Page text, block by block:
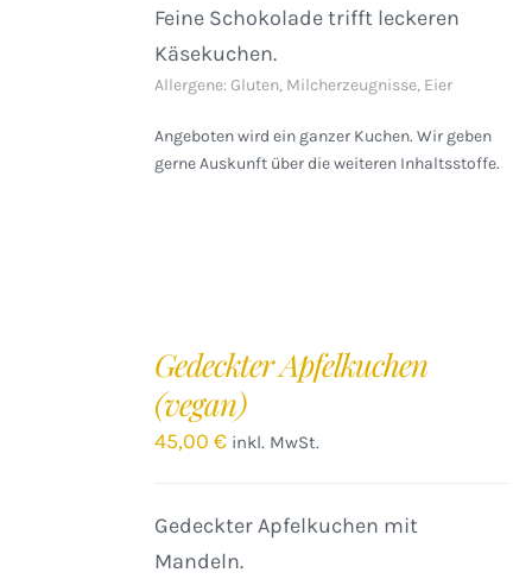
Feine Schokolade trifft leckeren
Käsekuchen.
Allergene: Gluten, Milcherzeugnisse, Eier
Angeboten wird ein ganzer Kuchen. Wir geben
gerne Auskunft über die weiteren Inhaltsstoffe.
Gedeckter Apfelkuchen
(vegan)
45,00€ inkl. MwSt.
Gedeckter Apfelkuchen mit
Mandeln.